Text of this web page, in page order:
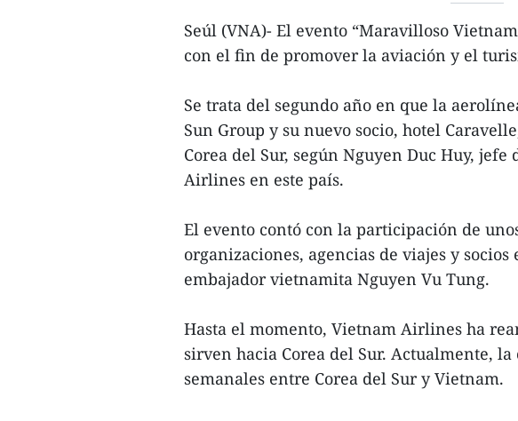
Seúl (VNA)- El evento “Maravilloso
con el fin de promover la aviación y el
Se trata del segundo año en que la
Sun Group y su nuevo socio, hotel
Corea del Sur, según Nguyen Duc Huy,
Airlines en este país.
El evento contó con la participación de
organizaciones, agencias de viajes y socios
embajador vietnamita Nguyen Vu Tung.
Hasta el momento, Vietnam Airlines ha
sirven hacia Corea del Sur. Actualmente,
semanales entre Corea del Sur y Vietnam.